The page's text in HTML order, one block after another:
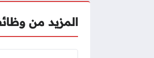
المزيد من